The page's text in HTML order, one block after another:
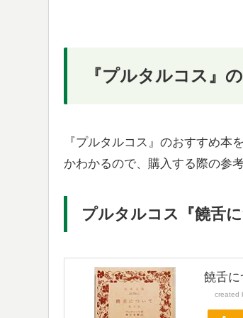
『プルタルコス』
『プルタルコス』のおすすめ本
かわかるので、購入する際の参
プルタルコス『饒舌
饒舌
created